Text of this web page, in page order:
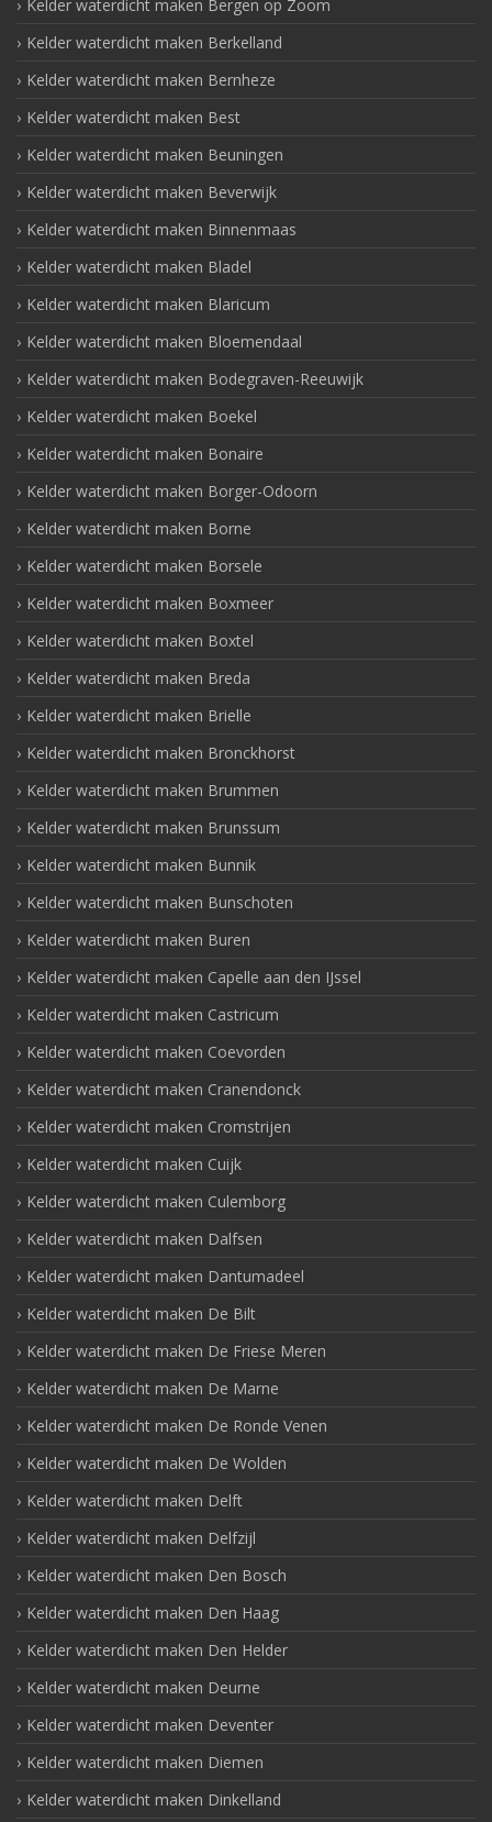
Kelder waterdicht maken Bergen op Zoom
Kelder waterdicht maken Berkelland
Kelder waterdicht maken Bernheze
Kelder waterdicht maken Best
Kelder waterdicht maken Beuningen
Kelder waterdicht maken Beverwijk
Kelder waterdicht maken Binnenmaas
Kelder waterdicht maken Bladel
Kelder waterdicht maken Blaricum
Kelder waterdicht maken Bloemendaal
Kelder waterdicht maken Bodegraven-Reeuwijk
Kelder waterdicht maken Boekel
Kelder waterdicht maken Bonaire
Kelder waterdicht maken Borger-Odoorn
Kelder waterdicht maken Borne
Kelder waterdicht maken Borsele
Kelder waterdicht maken Boxmeer
Kelder waterdicht maken Boxtel
Kelder waterdicht maken Breda
Kelder waterdicht maken Brielle
Kelder waterdicht maken Bronckhorst
Kelder waterdicht maken Brummen
Kelder waterdicht maken Brunssum
Kelder waterdicht maken Bunnik
Kelder waterdicht maken Bunschoten
Kelder waterdicht maken Buren
Kelder waterdicht maken Capelle aan den IJssel
Kelder waterdicht maken Castricum
Kelder waterdicht maken Coevorden
Kelder waterdicht maken Cranendonck
Kelder waterdicht maken Cromstrijen
Kelder waterdicht maken Cuijk
Kelder waterdicht maken Culemborg
Kelder waterdicht maken Dalfsen
Kelder waterdicht maken Dantumadeel
Kelder waterdicht maken De Bilt
Kelder waterdicht maken De Friese Meren
Kelder waterdicht maken De Marne
Kelder waterdicht maken De Ronde Venen
Kelder waterdicht maken De Wolden
Kelder waterdicht maken Delft
Kelder waterdicht maken Delfzijl
Kelder waterdicht maken Den Bosch
Kelder waterdicht maken Den Haag
Kelder waterdicht maken Den Helder
Kelder waterdicht maken Deurne
Kelder waterdicht maken Deventer
Kelder waterdicht maken Diemen
Kelder waterdicht maken Dinkelland